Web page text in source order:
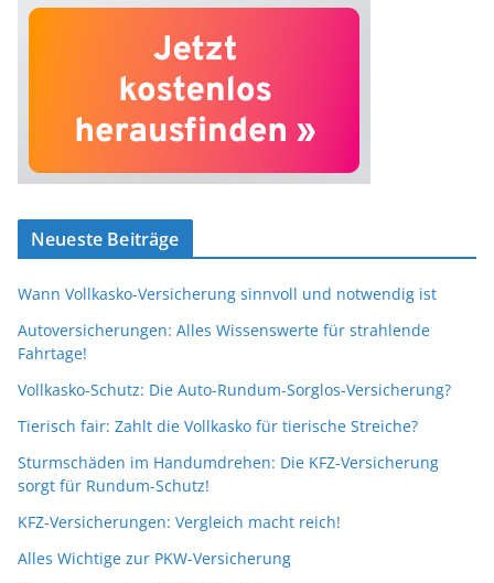
Neueste Beiträge
Wann Vollkasko-Versicherung sinnvoll und notwendig ist
Autoversicherungen: Alles Wissenswerte für strahlende
Fahrtage!
Vollkasko-Schutz: Die Auto-Rundum-Sorglos-Versicherung?
Tierisch fair: Zahlt die Vollkasko für tierische Streiche?
Sturmschäden im Handumdrehen: Die KFZ-Versicherung
sorgt für Rundum-Schutz!
KFZ-Versicherungen: Vergleich macht reich!
Alles Wichtige zur PKW-Versicherung